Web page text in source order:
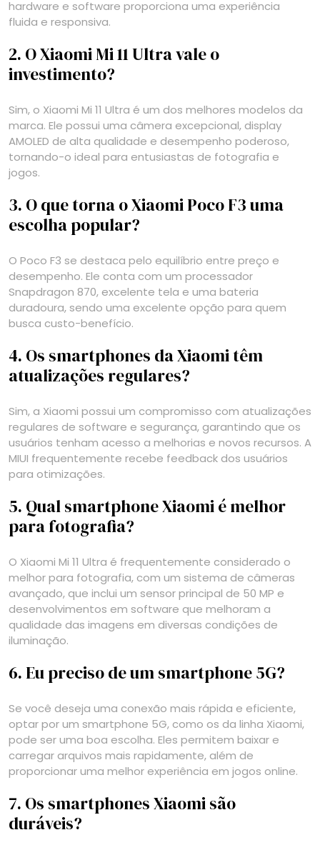
hardware e software proporciona uma experiência
fluida e responsiva.
2. O Xiaomi Mi 11 Ultra vale o
investimento?
Sim, o Xiaomi Mi 11 Ultra é um dos melhores modelos da
marca. Ele possui uma câmera excepcional, display
AMOLED de alta qualidade e desempenho poderoso,
tornando-o ideal para entusiastas de fotografia e
jogos.
3. O que torna o Xiaomi Poco F3 uma
escolha popular?
O Poco F3 se destaca pelo equilíbrio entre preço e
desempenho. Ele conta com um processador
Snapdragon 870, excelente tela e uma bateria
duradoura, sendo uma excelente opção para quem
busca custo-benefício.
4. Os smartphones da Xiaomi têm
atualizações regulares?
Sim, a Xiaomi possui um compromisso com atualizações
regulares de software e segurança, garantindo que os
usuários tenham acesso a melhorias e novos recursos. A
MIUI frequentemente recebe feedback dos usuários
para otimizações.
5. Qual smartphone Xiaomi é melhor
para fotografia?
O Xiaomi Mi 11 Ultra é frequentemente considerado o
melhor para fotografia, com um sistema de câmeras
avançado, que inclui um sensor principal de 50 MP e
desenvolvimentos em software que melhoram a
qualidade das imagens em diversas condições de
iluminação.
6. Eu preciso de um smartphone 5G?
Se você deseja uma conexão mais rápida e eficiente,
optar por um smartphone 5G, como os da linha Xiaomi,
pode ser uma boa escolha. Eles permitem baixar e
carregar arquivos mais rapidamente, além de
proporcionar uma melhor experiência em jogos online.
7. Os smartphones Xiaomi são
duráveis?